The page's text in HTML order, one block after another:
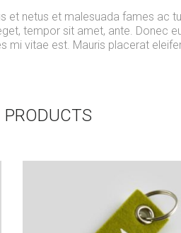
et netus et malesuada fames ac
tempor sit amet, ante. Donec
mi vitae est. Mauris placerat
PRODUCTS